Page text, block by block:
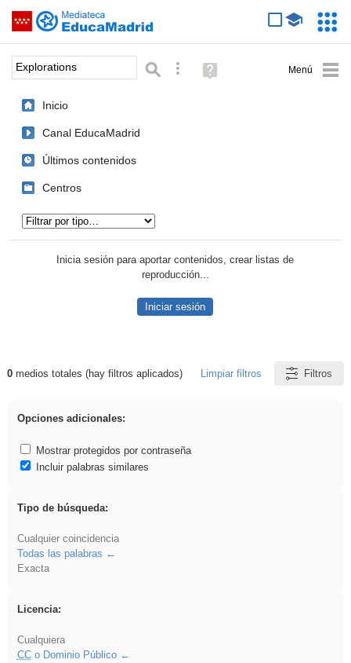
Saltar navegación
Palabra o frase: Búsqueda avanzada
Ayuda
(en
Inicio
Canal EducaMadrid
Últimos contenidos
Centros
Inicia sesión para aportar contenidos, crear listas de
reproducción...
Iniciar sesión
Resultados de: Explorations
0medios totales (hay filtros aplicados) Limpiar filtros Filtros
Opciones adicionales:
Mostrar protegidos por contraseña
Incluir palabras similares
Tipo de búsqueda:
Cualquier coincidencia
Todas las palabras
Exacta
Licencia:
Cualquiera
CCo Dominio Público